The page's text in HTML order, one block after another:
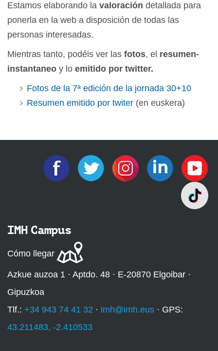
Estamos elaborando la valoración detallada para
ponerla en la web a disposición de todas las
personas interesadas.
Mientras tanto, podéis ver las fotos, el resumen-
instantaneo y lo emitido por twitter.
Fotos de la 7ª edición de la jornada 30+10
Resumen emitido por twiter (en euskera)
IMH Campus
Cómo llegar
Azkue auzoa 1 · Aptdo. 48 · E-20870 Elgoibar ·
Gipuzkoa
Tlf.: +34 943 74 41 32 · imh@imh.eus · GPS:
43.211483, -2.410533